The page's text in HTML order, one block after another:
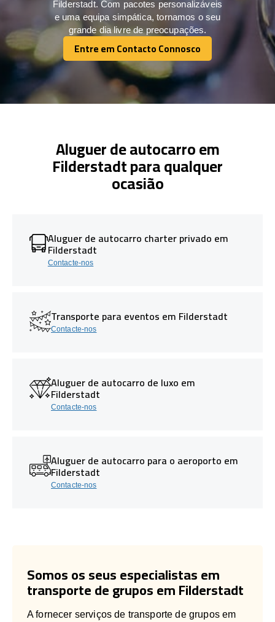
Filderstadt. Com pacotes personalizáveis
e uma equipa simpática, tornamos o seu
grande dia livre de preocupações.
Entre em Contacto Connosco
Entre em Contacto Connosco
Aluguer de autocarro em
Filderstadt para qualquer
ocasião
Aluguer de autocarro charter privado em
Filderstadt
Contacte-nos
Transporte para eventos em Filderstadt
Contacte-nos
Aluguer de autocarro de luxo em
Filderstadt
Contacte-nos
Aluguer de autocarro para o aeroporto em
Filderstadt
Contacte-nos
Somos os seus especialistas em
transporte de grupos em Filderstadt
A fornecer serviços de transporte de grupos em